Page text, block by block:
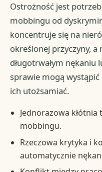
Ostrożność jest
mobbingu od
koncentruje się na
określonej przyczyny,
długotrwałym nękaniu
sprawie mogą
ich utożsamiać.
Jednorazowa kłótnia
mobbingu.
Rzeczowa krytyka i
automatycznie